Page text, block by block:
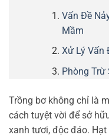
Vấn Đề
Mầm
Xử Lý Vấn
Phòng Trừ
Trồng bơ không chỉ là
cách tuyệt vời để sở
xanh tươi, độc đáo.